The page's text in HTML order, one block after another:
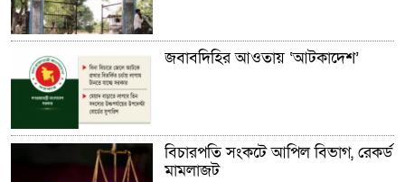
জবাবদিহির আওতায় ‘আটকাদেশ’
বিচারপতি সংকটে আপিল বিভাগ, রেকর্ড
মামলাজট